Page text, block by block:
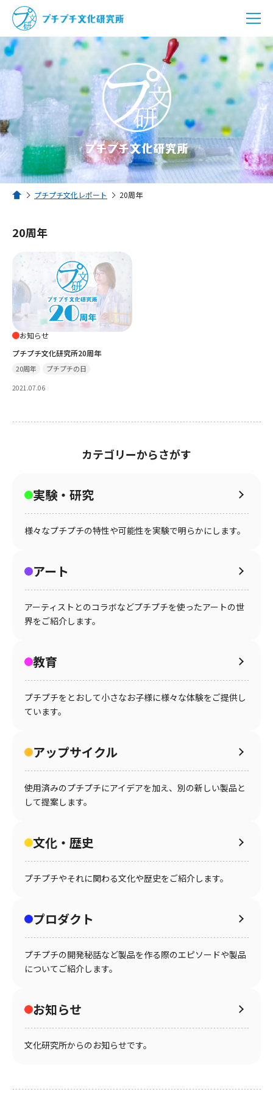
プチプチ文化研究所とは？
プチプチ文化レポート
プチプチSHOP
ホーム
プチプチ文化レポート 20周年
20周年
お知らせ
プチプチ文化研究所20周年
20周年 プチプチの日
2021.07.06
カテゴリーからさがす
実験・研究
様々なプチプチの特性や可能性を実験で明らかにします。
アート
アーティストとのコラボなどプチプチを使ったアートの世
界をご紹介します。
教育
プチプチをとおして小さなお子様に様々な体験をご提供し
ています。
アップサイクル
使用済みのプチプチにアイデアを加え、別の新しい製品と
して提案します。
文化・歴史
プチプチやそれに関わる文化や歴史をご紹介します。
プロダクト
プチプチの開発秘話など製品を作る際のエピソードや製品
についてご紹介します。
お知らせ
文化研究所からのお知らせです。